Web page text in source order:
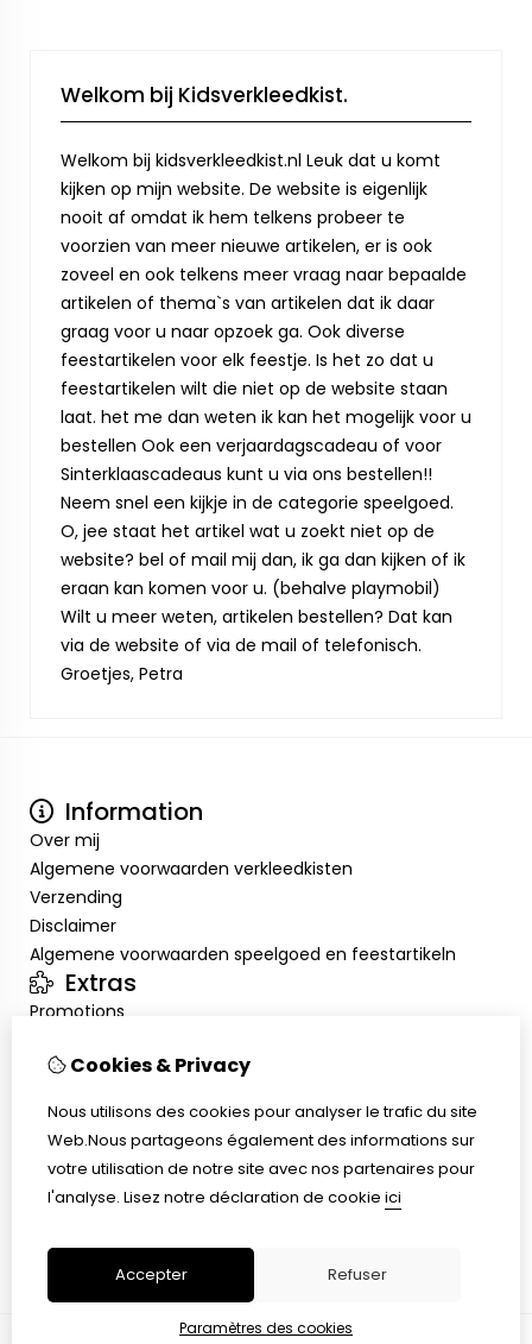
Welkom bij Kidsverkleedkist.
Welkom bij kidsverkleedkist.nl Leuk dat u komt
kijken op mijn website. De website is eigenlijk
nooit af omdat ik hem telkens probeer te
voorzien van meer nieuwe artikelen, er is ook
zoveel en ook telkens meer vraag naar bepaalde
artikelen of thema`s van artikelen dat ik daar
graag voor u naar opzoek ga. Ook diverse
feestartikelen voor elk feestje. Is het zo dat u
feestartikelen wilt die niet op de website staan
laat. het me dan weten ik kan het mogelijk voor u
bestellen Ook een verjaardagscadeau of voor
Sinterklaascadeaus kunt u via ons bestellen!!
Neem snel een kijkje in de categorie speelgoed.
O, jee staat het artikel wat u zoekt niet op de
website? bel of mail mij dan, ik ga dan kijken of ik
eraan kan komen voor u. (behalve playmobil)
Wilt u meer weten, artikelen bestellen? Dat kan
via de website of via de mail of telefonisch.
Groetjes, Petra
Information
Over mij
Algemene voorwaarden verkleedkisten
Verzending
Disclaimer
Algemene voorwaarden speelgoed en feestartikeln
Extras
Promotions
Inloggen
Service client
Retour de marchandise
Cookies & Privacy
Nous utilisons des cookies pour analyser le trafic du site
Web.Nous partageons également des informations sur
votre utilisation de notre site avec nos partenaires pour
l'analyse. Lisez notre déclaration de cookie ici
Accepter Refuser
Paramètres des cookies